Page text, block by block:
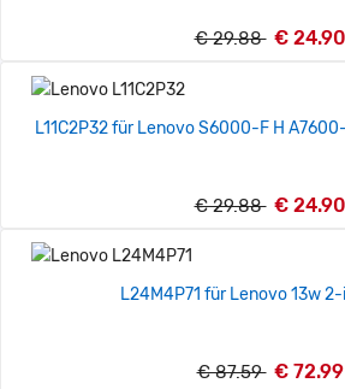
€ 29.88 € 24.90
L11C2P32 für Lenovo S6000-F H
€ 29.88 € 24.90
L24M4P71 für Lenovo 13w
€ 87.59 € 72.99